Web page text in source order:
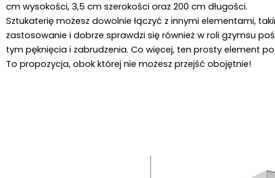
cm wysokości, 3,5 cm szerokości oraz 200 cm długości.
Sztukaterię możesz dowolnie łączyć z innymi elementami,
zastosowanie i dobrze sprawdzi się również w roli gzymsu
tym pęknięcia i zabrudzenia. Co więcej, ten prosty element
To propozycja, obok której nie możesz przejść obojętnie!